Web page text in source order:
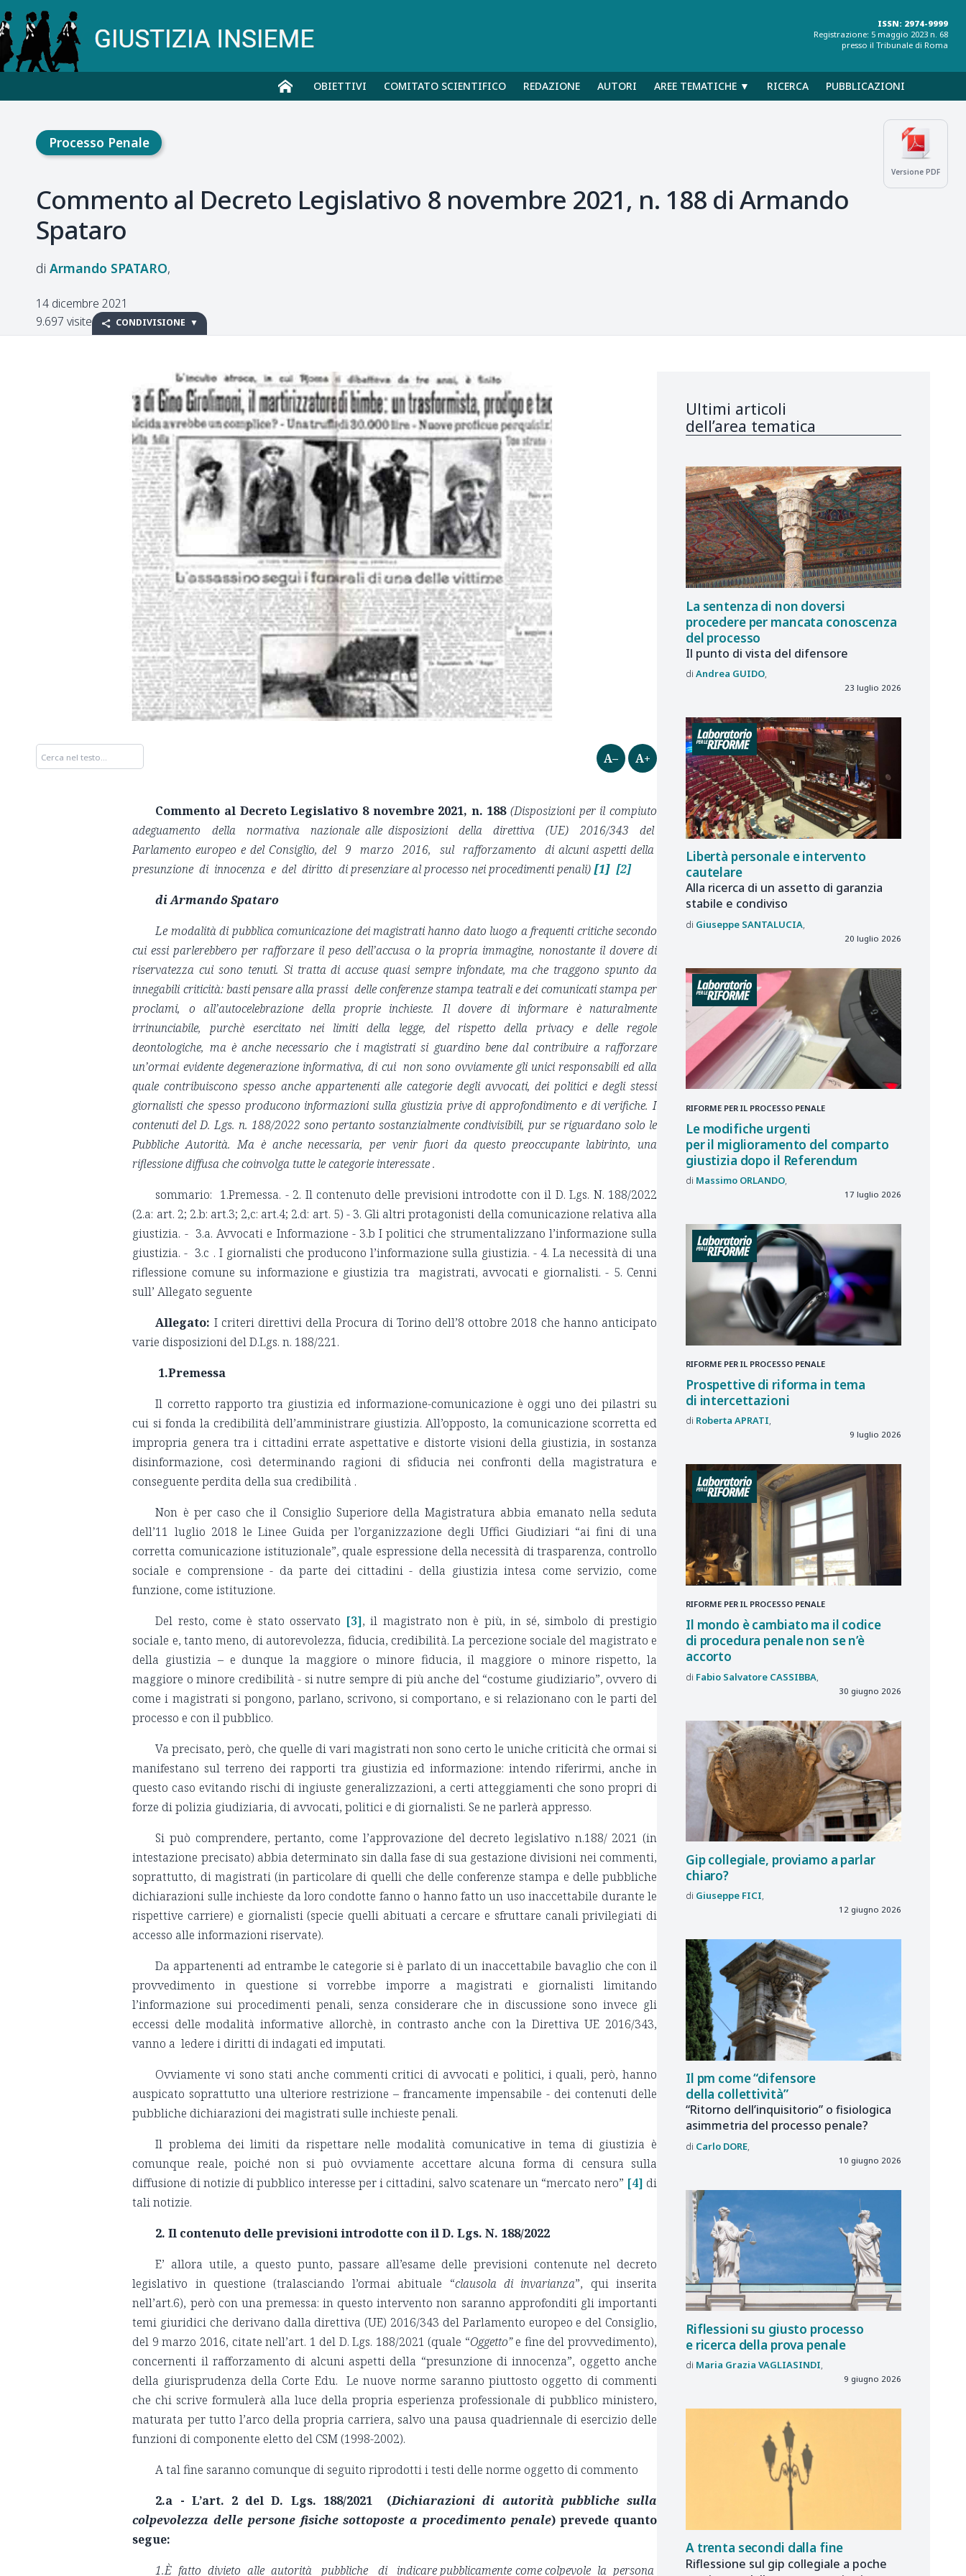
ISSN: 2974-9999
Registrazione: 5 maggio 2023 n. 68
presso il Tribunale di Roma
OBIETTIVI COMITATO SCIENTIFICO REDAZIONE AUTORI AREE TEMATICHE ▼ RICERCA PUBBLICAZIONI
Versione PDF
Processo Penale
Commento al Decreto Legislativo 8 novembre 2021, n. 188 di Armando
Spataro
Armando SPATARO
14 dicembre 2021
9.697 visite
CONDIVISIONE
A– A+
Commento al Decreto Legislativo 8 novembre 2021, n. 188(Disposizioni per il compiuto
adeguamento della normativa nazionale alle disposizioni della direttiva (UE) 2016/343 del
Parlamento europeo e del Consiglio, del 9 marzo 2016, sul rafforzamento di alcuni aspetti della
presunzione di innocenza e del diritto di presenziare al processo nei procedimenti penali)[1] [2]
di Armando Spataro
Le modalità di pubblica comunicazione dei magistrati hanno dato luogo a frequenti critiche secondo
cui essi parlerebbero per rafforzare il peso dell’accusa o la propria immagine, nonostante il dovere di
riservatezza cui sono tenuti. Si tratta di accuse quasi sempre infondate, ma che traggono spunto da
innegabili criticità: basti pensare alla prassi delle conferenze stampa teatrali e dei comunicati stampa per
proclami, o all’autocelebrazione della proprie inchieste. Il dovere di informare è naturalmente
irrinunciabile, purchè esercitato nei limiti della legge, del rispetto della privacy e delle regole
deontologiche, ma è anche necessario che i magistrati si guardino bene dal contribuire a rafforzare
un’ormai evidente degenerazione informativa, di cui non sono ovviamente gli unici responsabili ed alla
quale contribuiscono spesso anche appartenenti alle categorie degli avvocati, dei politici e degli stessi
giornalisti che spesso producono informazioni sulla giustizia prive di approfondimento e di verifiche. I
contenuti del D. Lgs. n. 188/2022 sono pertanto sostanzialmente condivisibili, pur se riguardano solo le
Pubbliche Autorità. Ma è anche necessaria, per venir fuori da questo preoccupante labirinto, una
riflessione diffusa che coinvolga tutte le categorie interessate .
sommario: 1.Premessa. - 2. Il contenuto delle previsioni introdotte con il D. Lgs. N. 188/2022
(2.a: art. 2; 2.b: art.3; 2,c: art.4; 2.d: art. 5) - 3. Gli altri protagonisti della comunicazione relativa alla
giustizia. - 3.a. Avvocati e Informazione - 3.b I politici che strumentalizzano l’informazione sulla
giustizia. - 3.c . I giornalisti che producono l’informazione sulla giustizia. - 4. La necessità di una
riflessione comune su informazione e giustizia tra magistrati, avvocati e giornalisti. - 5. Cenni
sull’ Allegato seguente
Allegato: I criteri direttivi della Procura di Torino dell’8 ottobre 2018 che hanno anticipato
varie disposizioni del D.Lgs. n. 188/221.
1.Premessa
Il corretto rapporto tra giustizia ed informazione-comunicazione è oggi uno dei pilastri su
cui si fonda la credibilità dell’amministrare giustizia. All’opposto, la comunicazione scorretta ed
impropria genera tra i cittadini errate aspettative e distorte visioni della giustizia, in sostanza
disinformazione, così determinando ragioni di sfiducia nei confronti della magistratura e
conseguente perdita della sua credibilità .
Non è per caso che il Consiglio Superiore della Magistratura abbia emanato nella seduta
dell’11 luglio 2018 le Linee Guida per l’organizzazione degli Uffici Giudiziari “ai fini di una
corretta comunicazione istituzionale”, quale espressione della necessità di trasparenza, controllo
sociale e comprensione - da parte dei cittadini - della giustizia intesa come servizio, come
funzione, come istituzione.
Del resto, come è stato osservato [3], il magistrato non è più, in sé, simbolo di prestigio
sociale e, tanto meno, di autorevolezza, fiducia, credibilità. La percezione sociale del magistrato e
della giustizia – e dunque la maggiore o minore fiducia, il maggiore o minore rispetto, la
maggiore o minore credibilità - si nutre sempre di più anche del “costume giudiziario”, ovvero di
come i magistrati si pongono, parlano, scrivono, si comportano, e si relazionano con le parti del
processo e con il pubblico.
Va precisato, però, che quelle di vari magistrati non sono certo le uniche criticità che ormai si
manifestano sul terreno dei rapporti tra giustizia ed informazione: intendo riferirmi, anche in
questo caso evitando rischi di ingiuste generalizzazioni, a certi atteggiamenti che sono propri di
forze di polizia giudiziaria, di avvocati, politici e di giornalisti. Se ne parlerà appresso.
Si può comprendere, pertanto, come l’approvazione del decreto legislativo n.188/ 2021 (in
intestazione precisato) abbia determinato sin dalla fase di sua gestazione divisioni nei commenti,
soprattutto, di magistrati (in particolare di quelli che delle conferenze stampa e delle pubbliche
dichiarazioni sulle inchieste da loro condotte fanno o hanno fatto un uso inaccettabile durante le
rispettive carriere) e giornalisti (specie quelli abituati a cercare e sfruttare canali privilegiati di
accesso alle informazioni riservate).
Da appartenenti ad entrambe le categorie si è parlato di un inaccettabile bavaglio che con il
provvedimento in questione si vorrebbe imporre a magistrati e giornalisti limitando
l’informazione sui procedimenti penali, senza considerare che in discussione sono invece gli
eccessi delle modalità informative allorchè, in contrasto anche con la Direttiva UE 2016/343,
vanno a ledere i diritti di indagati ed imputati.
Ovviamente vi sono stati anche commenti critici di avvocati e politici, i quali, però, hanno
auspicato soprattutto una ulteriore restrizione – francamente impensabile - dei contenuti delle
pubbliche dichiarazioni dei magistrati sulle inchieste penali.
Il problema dei limiti da rispettare nelle modalità comunicative in tema di giustizia è
comunque reale, poiché non si può ovviamente accettare alcuna forma di censura sulla
diffusione di notizie di pubblico interesse per i cittadini, salvo scatenare un “mercato nero” [4] di
tali notizie.
2. Il contenuto delle previsioni introdotte con il D. Lgs. N. 188/2022
E’ allora utile, a questo punto, passare all’esame delle previsioni contenute nel decreto
legislativo in questione (tralasciando l’ormai abituale “clausola di invarianza”, qui inserita
nell’art.6), però con una premessa: in questo intervento non saranno approfonditi gli importanti
temi giuridici che derivano dalla direttiva (UE) 2016/343 del Parlamento europeo e del Consiglio,
del 9 marzo 2016, citate nell’art. 1 del D. Lgs. 188/2021 (quale “Oggetto”e fine del provvedimento),
concernenti il rafforzamento di alcuni aspetti della “presunzione di innocenza”, oggetto anche
della giurisprudenza della Corte Edu. Le nuove norme saranno piuttosto oggetto di commenti
che chi scrive formulerà alla luce della propria esperienza professionale di pubblico ministero,
maturata per tutto l’arco della propria carriera, salvo una pausa quadriennale di esercizio delle
funzioni di componente eletto del CSM (1998-2002).
A tal fine saranno comunque di seguito riprodotti i testi delle norme oggetto di commento
2.a - L’art. 2 del D. Lgs. 188/2021
(Dichiarazioni di autorità pubbliche sulla
colpevolezza delle persone fisiche sottoposte a procedimento penale)prevede quanto
segue:
1.È fatto divieto alle autorità pubbliche di indicare pubblicamente come colpevole la persona
Ultimi articoli
dell’area tematica
La sentenza di non doversi
procedere per mancata conoscenza
del processo
Il punto di vista del difensore
Andrea GUIDO
23 luglio 2026
Libertà personale e intervento
cautelare
Alla ricerca di un assetto di garanzia
stabile e condiviso
Giuseppe SANTALUCIA
20 luglio 2026
RIFORME PER IL PROCESSO PENALE
Le modifiche urgenti
per il miglioramento del comparto
giustizia dopo il Referendum
Massimo ORLANDO
17 luglio 2026
RIFORME PER IL PROCESSO PENALE
Prospettive di riforma in tema
di intercettazioni
Roberta APRATI
9 luglio 2026
RIFORME PER IL PROCESSO PENALE
Il mondo è cambiato ma il codice
di procedura penale non se n’è
accorto
Fabio Salvatore CASSIBBA
30 giugno 2026
Gip collegiale, proviamo a parlar
chiaro?
Giuseppe FICI
12 giugno 2026
Il pm come “difensore
della collettività”
“Ritorno dell’inquisitorio” o fisiologica
asimmetria del processo penale?
Carlo DORE
10 giugno 2026
Riflessioni su giusto processo
e ricerca della prova penale
Maria Grazia VAGLIASINDI
9 giugno 2026
A trenta secondi dalla fine
Riflessione sul gip collegiale a poche